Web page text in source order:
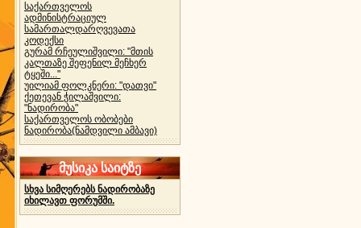
საქართველოს
ადმინისტრაციულ
სამართალდარღვევათა
კოდექსი
გურამ რჩეულიშვილი: "მთის
კალთაზე შეფენილ მეჩხერ
ტყეში..."
უილიამ ფოლკნერი: "დათვი"
ქეთევან ჭილაშვილი:
"ნადირობა"
საქართველოს ობობები
ნადირობა(ნამდვილი ამბავი)
მუსიკა საიტზე
სხვა სიმღერებს ნადირობაზე
იხილავთ ფორუმში.